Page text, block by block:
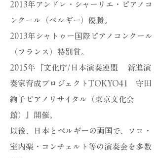
2013年アンドレ・シャーリエ・ピアノコ
ンクール（ベルギー）優勝。
2013年シャトゥー国際ピアノコンクール
（フランス）特別賞。
2015年『文化庁/日本演奏連盟 新進演
奏家育成プロジェクトTOKYO41 守田
絢子ピアノリサイタル（東京文化会
館）』開催。
以後、日本とベルギーの両国で、ソロ・
室内楽・コンチェルト等の演奏会を多数